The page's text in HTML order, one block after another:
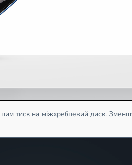
тиск на міжхребцевий диск.